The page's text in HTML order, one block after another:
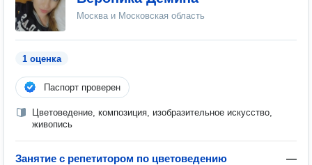
Москва и Московская область
1 оценка
Паспорт проверен
Цветоведение, композиция, изобразительное искусство,
живопись
Занятие с репетитором по цветоведению —